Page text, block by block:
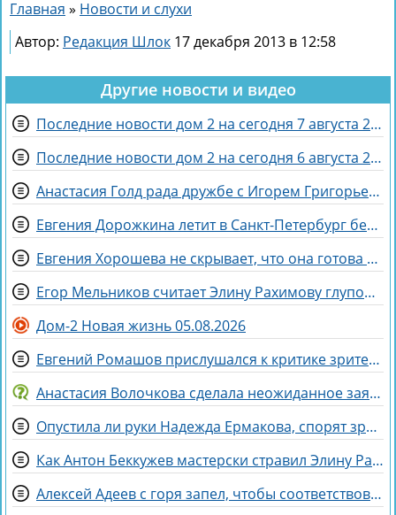
Главная » Новости и слухи
Автор: Редакция Шлок 17 декабря 2013 в 12:58
Другие новости и видео
Последние новости дом 2 на сегодня 7 августа 2026
Последние новости дом 2 на сегодня 6 августа 2026
Анастасия Голд рада дружбе с Игорем Григорьевым
Евгения Дорожкина летит в Санкт-Петербург без мужа на несколько дней
Евгения Хорошева не скрывает, что она готова идти по головам ради победы
Егор Мельников считает Элину Рахимову глупой и профдеформированной
Дом-2 Новая жизнь 05.08.2026
Евгений Ромашов прислушался к критике зрителей Дома 2 и сменил причёску
Анастасия Волочкова сделала неожиданное заявление о дочери
Опустила ли руки Надежда Ермакова, спорят зрители Дома 2
Как Антон Беккужев мастерски стравил Элину Рахимову и Веронику Гракович
Алексей Адеев с горя запел, чтобы соответствовать Иване Михайличенко